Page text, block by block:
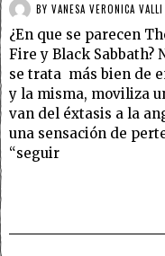
BY VANESA VERONICA VALLI
¿En que se parecen
Fire y Black Sabbath?
se trata más bien de
y la misma, moviliza
van del éxtasis a la
una sensación de
“seguir